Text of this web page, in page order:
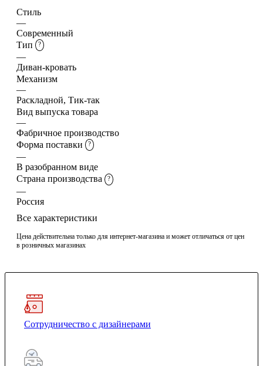
Стиль
—
Современный
Тип
?
—
Диван-кровать
Механизм
—
Раскладной, Тик-так
Вид выпуска товара
—
Фабричное производство
Форма поставки
?
—
В разобранном виде
Страна производства
?
—
Россия
Все характеристики
Цена действительна только для интернет-магазина и может отличаться от цен
в розничных магазинах
Сотрудничество с дизайнерами